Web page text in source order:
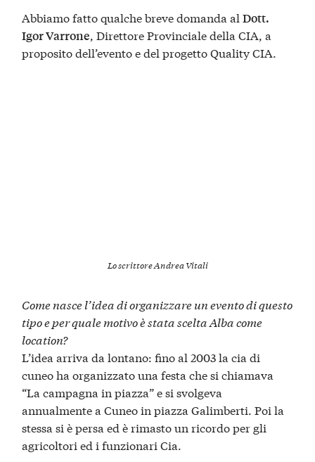
Abbiamo fatto qualche breve domanda alDott.
Igor Varrone, Direttore Provinciale della CIA, a
proposito dell’evento e del progetto Quality CIA.
Lo scrittore Andrea Vitali
Come nasce l’idea di organizzare un evento di questo
tipo e per quale motivo è stata scelta Alba come
location?
L’idea arriva da lontano: fino al 2003 la cia di
cuneo ha organizzato una festa che si chiamava
“La campagna in piazza” e si svolgeva
annualmente a Cuneo in piazza Galimberti. Poi la
stessa si è persa ed è rimasto un ricordo per gli
agricoltori ed i funzionari Cia.